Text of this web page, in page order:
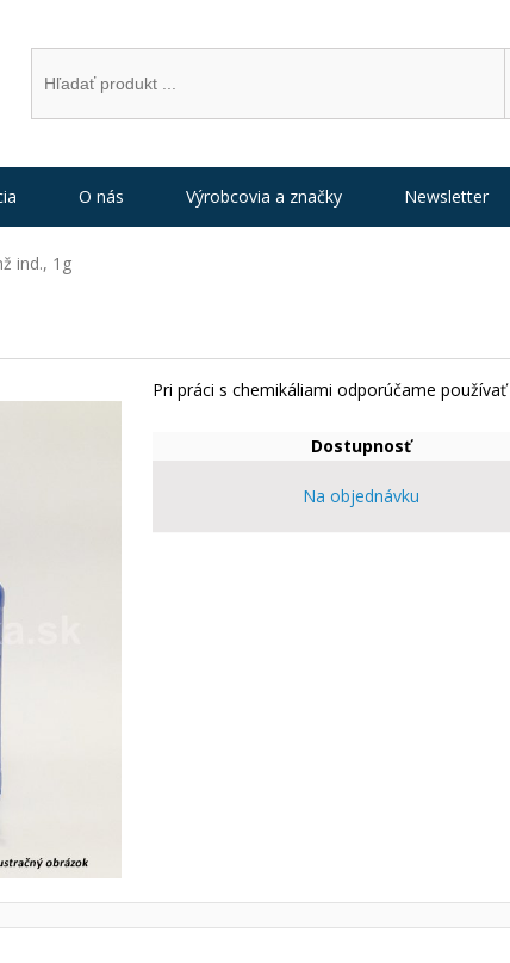
ind., 1g
Pri práci s chemikáliami odporúčame používať
Dostupnosť
Na objednávku
O nás Výrobcovia a značky Newsletter